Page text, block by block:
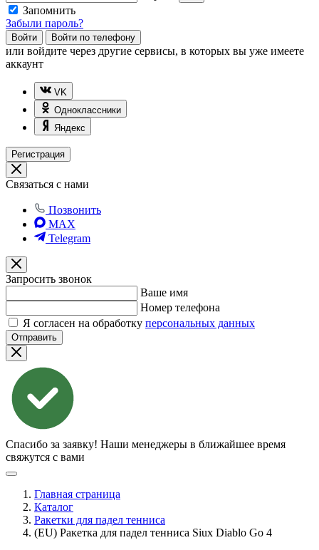
Запомнить
Забыли пароль?
Войти Войти по телефону
или войдите через другие сервисы, в которых вы уже имеете
аккаунт
VK
Одноклассники
Яндекс
Регистрация
Связаться с нами
Позвонить
MAX
Telegram
Запросить звонок
Ваше имя
Номер телефона
Я согласен на обработку персональных данных
Отправить
Спасибо за заявку! Наши менеджеры в ближайшее время
свяжутся с вами
Главная страница
Каталог
Ракетки для падел тенниса
(EU) Ракетка для падел тенниса Siux Diablo Go 4